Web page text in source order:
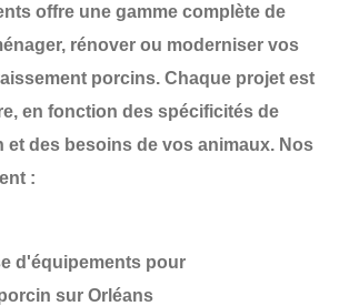
offre une gamme complète de
rénover ou moderniser vos
porcins. Chaque projet est
en fonction des spécificités de
et des besoins de vos animaux. Nos
:
d'équipements pour
sur Orléans